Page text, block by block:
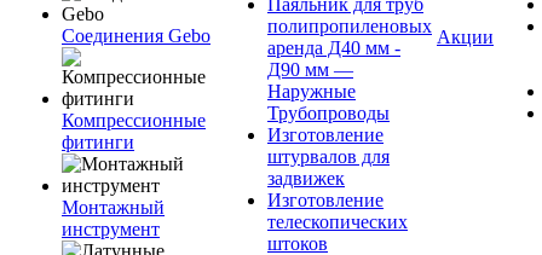
Соединения Gebo
Компрессионные
фитинги
Монтажный
инструмент
Паяльник для труб
полипропиленовых
аренда Д40 мм -
Д90 мм —
Наружные
Трубопроводы
Изготовление
штурвалов для
задвижек
Изготовление
телескопических
штоков
Акции